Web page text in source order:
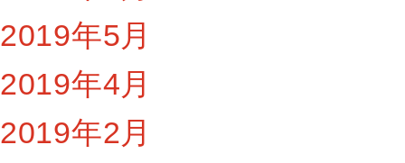
2019年5月
2019年4月
2019年2月